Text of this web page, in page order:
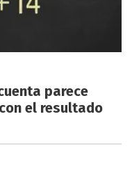
parece
el resultado